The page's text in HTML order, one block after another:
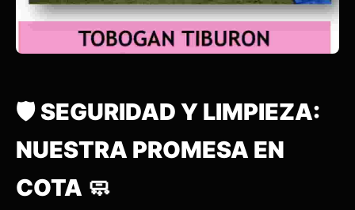
🛡️ SEGURIDAD Y LIMPIEZA:
NUESTRA PROMESA EN
COTA 🧼